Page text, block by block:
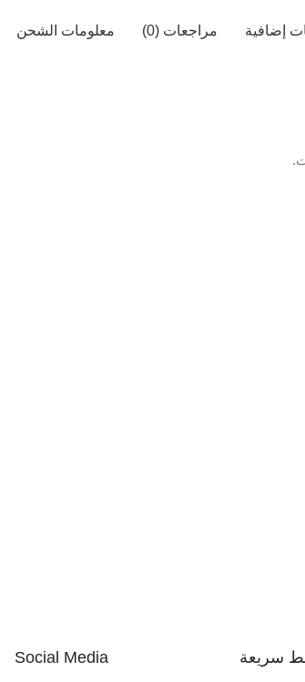
إضافية مراجعات (0) معلومات الشحن
سريعة Social Media